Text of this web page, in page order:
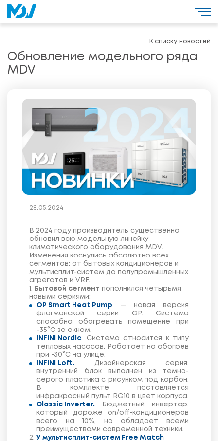
Обновление модельного ряда
MDV
К списку новостей
28.05.2024
В 2024 году производитель существенно
обновил всю модельную линейку
климатического оборудования MDV.
Изменения коснулись абсолютно всех
сегментов: от бытовых кондиционеров и
мультисплит-систем до полупромышленных
агрегатов и VRF.
1.
Бытовой сегмент пополнился четырьмя
новыми сериями:
OP Smart Heat Pump — новая версия
флагманской серии OP. Система
способна обогревать помещение при
-35°С за окном.
INFINI Nordic. Система относится к типу
тепловых насосов. Работает на обогрев
при -30°С на улице.
INFINI Loft. Дизайнерская серия:
внутренний блок выполнен из темно-
серого пластика с рисунком под карбон.
В комплекте поставляется
инфракрасный пульт RG10 в цвет корпуса.
Classic Inverter. Бюджетный инвертор,
который дороже on/off-кондиционеров
всего на 10%, но обладает всеми
преимуществами современной техники.
2. У мультисплит-систем Free Match